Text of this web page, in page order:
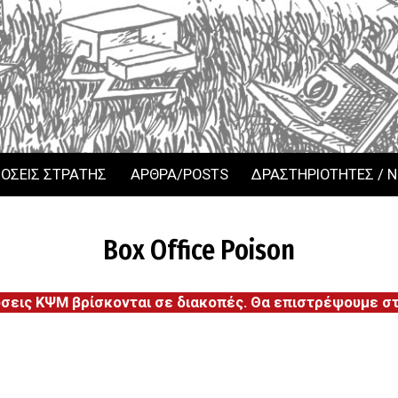
ΣΤΡΑΤΗΣ ΑΡΘΡΑ/POSTS ΔΡΑΣΤΗΡΙΟΤΗΤΕΣ /
Box Office Poison
ΚΨΜ βρίσκονται σε διακοπές. Θα επιστρέψουμε